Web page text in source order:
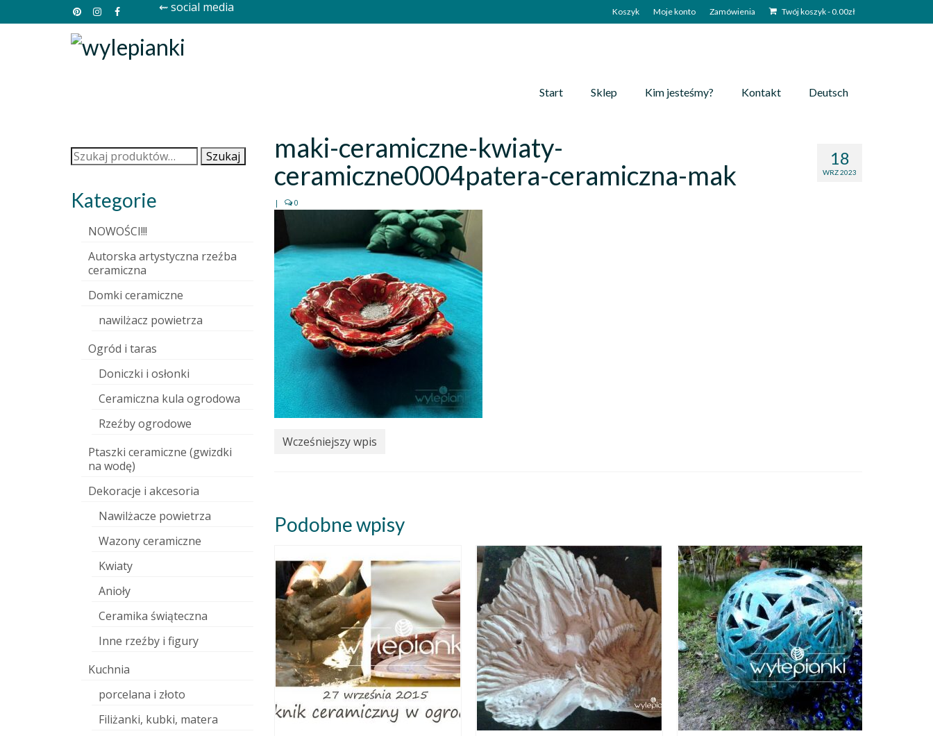
Koszyk Moje konto Zamówienia Twój koszyk-0.00zł
⇜ social media
Start Sklep Kim jesteśmy? Kontakt Deutsch
18
WRZ 2023
maki-ceramiczne-kwiaty-
ceramiczne0004patera-ceramiczna-mak
| 0
Wcześniejszy wpis
Podobne wpisy
Szukaj: Szukaj
Kategorie
NOWOŚCI!!!
Autorska artystyczna rzeźba
ceramiczna
Domki ceramiczne
nawilżacz powietrza
Ogród i taras
Doniczki i osłonki
Ceramiczna kula ogrodowa
Rzeźby ogrodowe
Ptaszki ceramiczne (gwizdki
na wodę)
Dekoracje i akcesoria
Nawilżacze powietrza
Wazony ceramiczne
Kwiaty
Anioły
Ceramika świąteczna
Inne rzeźby i figury
Kuchnia
porcelana i złoto
Filiżanki, kubki, matera